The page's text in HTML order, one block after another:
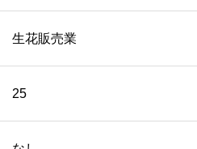
生花販売業
25